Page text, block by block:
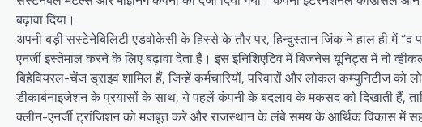
बढ़ावा दिया।
अपनी बड़ी सस्टेनेबिलिटी एडवोकेसी के हिस्से के तौर पर, हिन्दुस्तान जिंक ने हाल ही
एनर्जी इस्तेमाल करने के लिए बढ़ावा देता है। इस इनिशिएटिव में बिजनेस यूनिट्स में नो
बिहेवियरल-चेंज ड्राइव शामिल हैं, जिन्हें कर्मचारियों, परिवारों और लोकल कम्युनिटीज
डीकार्बनाइजेशन के प्रयासों के साथ, ये पहलें कंपनी के बदलाव के मकसद को दिखाती हैं,
क्लीन-एनर्जी ट्रांजिशन को मजबूत करे और राजस्थान के लंबे समय के आर्थिक विकास में